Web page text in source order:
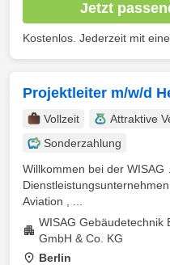
Jetzt
Kostenlos. Jederzeit mit
Projektleiter m/w/d
Vollzeit Attraktive
Sonderzahlung
Willkommen bei der
Aviation , ...
WISAG Gebäudetechnik
GmbH & Co. KG
Berlin